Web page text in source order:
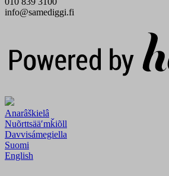
info@samediggi.fi
Anarâškielâ
Nuõrttsääʹmǩiõll
Davvisámegiella
Suomi
English